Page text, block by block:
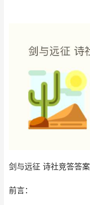
剑与远征 诗社竞答答
前言：